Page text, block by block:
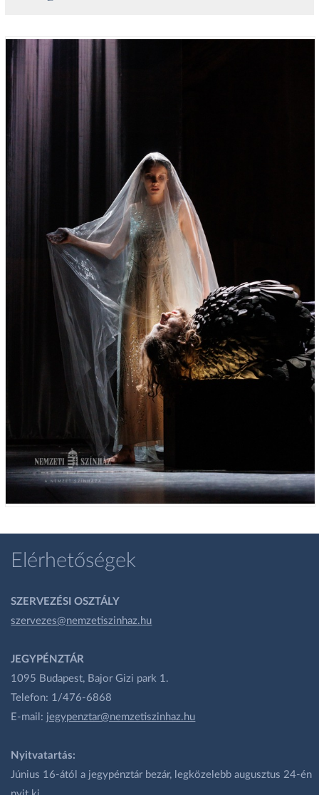
Elérhetőségek
SZERVEZÉSI OSZTÁLY
szervezes@nemzetiszinhaz.hu
JEGYPÉNZTÁR
1095 Budapest, Bajor Gizi park 1.
Telefon: 1/476-6868
E-mail: jegypenztar@nemzetiszinhaz.hu
Nyitvatartás:
Június 16-ától a jegypénztár bezár, legközelebb augusztus 24-én